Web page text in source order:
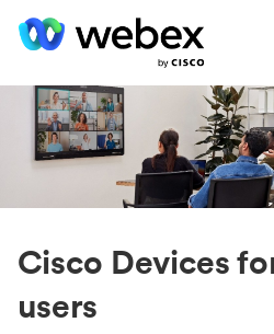
Cisco Devices
users